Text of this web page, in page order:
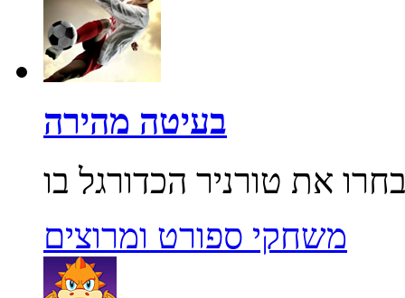
בעיטה מהירה
משחקי ספורט ומרוצים